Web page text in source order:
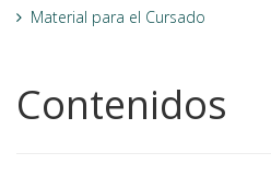
Material para el Cursado
Contenidos